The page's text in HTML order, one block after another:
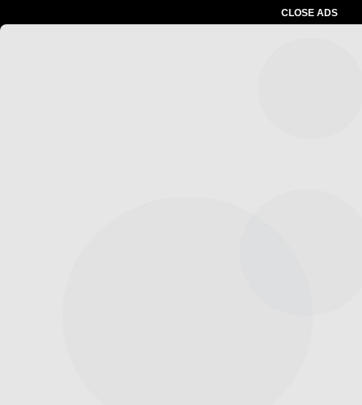
CLOSE ADS